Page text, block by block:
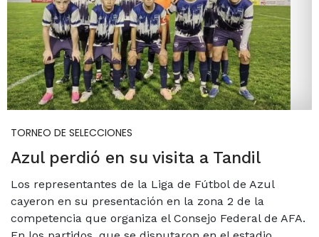
TORNEO DE SELECCIONES
Azul perdió en su visita a Tandil
Los representantes de la Liga de Fútbol de Azul
cayeron en su presentación en la zona 2 de la
competencia que organiza el Consejo Federal de AFA.